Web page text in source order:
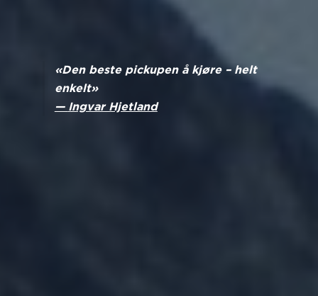
«Den beste pickupen å kjøre – helt
enkelt»
— Ingvar Hjetland